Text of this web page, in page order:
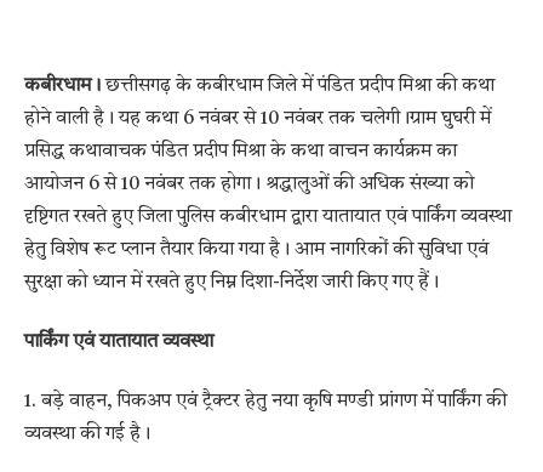
कबीरधाम। छत्तीसगढ़ के कबीरधाम जिले में पंडित प्रदीप मिश्रा की कथा
होने वाली है। यह कथा 6 नवंबर से 10 नवंबर तक चलेगी।ग्राम घुघरी में
प्रसिद्ध कथावाचक पंडित प्रदीप मिश्रा के कथा वाचन कार्यक्रम का
आयोजन 6 से 10 नवंबर तक होगा। श्रद्धालुओं की अधिक संख्या को
दृष्टिगत रखते हुए जिला पुलिस कबीरधाम द्वारा यातायात एवं पार्किंग व्यवस्था
हेतु विशेष रूट प्लान तैयार किया गया है। आम नागरिकों की सुविधा एवं
सुरक्षा को ध्यान में रखते हुए निम्न दिशा-निर्देश जारी किए गए हैं।
पार्किंग एवं यातायात व्यवस्था
1. बड़े वाहन, पिकअप एवं ट्रैक्टर हेतु नया कृषि मण्डी प्रांगण में पार्किंग की
व्यवस्था की गई है।